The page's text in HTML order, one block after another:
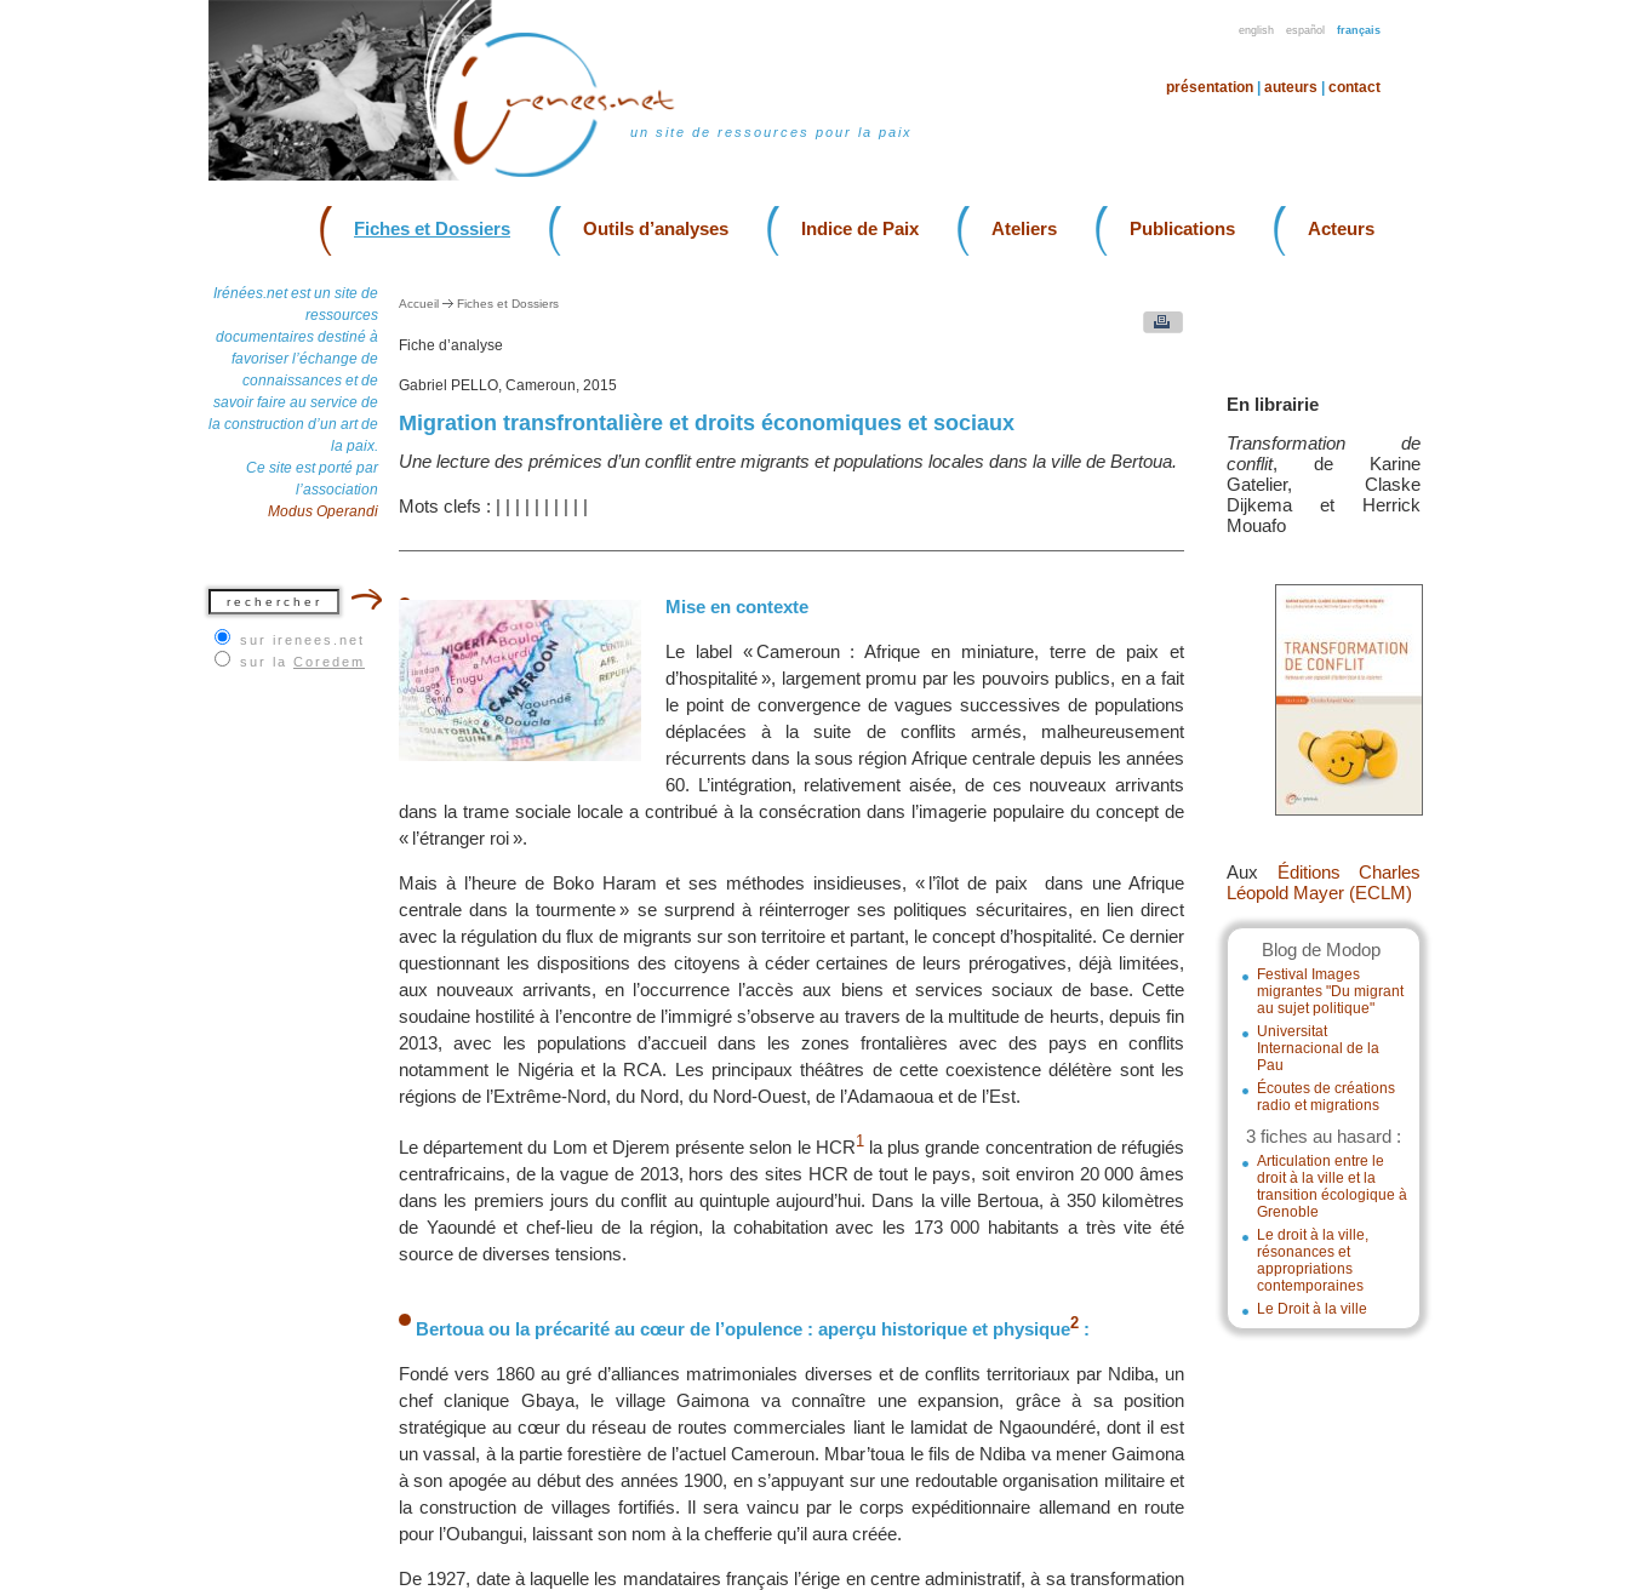
english español français
un site de ressources pour la paix
présentation auteurs contact
Fiches et Dossiers Outils d’analyses Indice de Paix Ateliers Publications Acteurs
Irénées.net est un site de
ressources
documentaires destiné à
favoriser l’échange de
connaissances et de
savoir faire au service de
la construction d’un art de
la paix.
Ce site est porté par
l’association
Modus Operandi
sur irenees.net
sur la Coredem
En librairie
Transformation de
conflit, de Karine
Gatelier, Claske
Dijkema et Herrick
Mouafo
Aux Éditions Charles
Léopold Mayer (ECLM)
Blog de Modop
Festival Images
migrantes "Du migrant
au sujet politique"
Universitat
Internacional de la
Pau
Écoutes de créations
radio et migrations
3 fiches au hasard :
Articulation entre le
droit à la ville et la
transition écologique à
Grenoble
Le droit à la ville,
résonances et
appropriations
contemporaines
Le Droit à la ville
Accueil Fiches et Dossiers
Fiche d’analyse
Gabriel PELLO, Cameroun, 2015
Migration transfrontalière et droits économiques et sociaux
Une lecture des prémices d’un conflit entre migrants et populations locales dans la ville de Bertoua.
Mots clefs : | | | | | | | | | |
Mise en contexte
Le label « Cameroun : Afrique en miniature, terre de paix et
d’hospitalité », largement promu par les pouvoirs publics, en a fait
le point de convergence de vagues successives de populations
déplacées à la suite de conflits armés, malheureusement
récurrents dans la sous région Afrique centrale depuis les années
60. L’intégration, relativement aisée, de ces nouveaux arrivants
dans la trame sociale locale a contribué à la consécration dans l’imagerie populaire du concept de
« l’étranger roi ».
Mais à l’heure de Boko Haram et ses méthodes insidieuses, « l’îlot de paix dans une Afrique
centrale dans la tourmente » se surprend à réinterroger ses politiques sécuritaires, en lien direct
avec la régulation du flux de migrants sur son territoire et partant, le concept d’hospitalité. Ce dernier
questionnant les dispositions des citoyens à céder certaines de leurs prérogatives, déjà limitées,
aux nouveaux arrivants, en l’occurrence l’accès aux biens et services sociaux de base. Cette
soudaine hostilité à l’encontre de l’immigré s’observe au travers de la multitude de heurts, depuis fin
2013, avec les populations d’accueil dans les zones frontalières avec des pays en conflits
notamment le Nigéria et la RCA. Les principaux théâtres de cette coexistence délétère sont les
régions de l’Extrême-Nord, du Nord, du Nord-Ouest, de l’Adamaoua et de l’Est.
Le département du Lom et Djerem présente selon le HCR1la plus grande concentration de réfugiés
centrafricains, de la vague de 2013, hors des sites HCR de tout le pays, soit environ 20 000 âmes
dans les premiers jours du conflit au quintuple aujourd’hui. Dans la ville Bertoua, à 350 kilomètres
de Yaoundé et chef-lieu de la région, la cohabitation avec les 173 000 habitants a très vite été
source de diverses tensions.
Bertoua ou la précarité au cœur de l’opulence : aperçu historique et physique2 :
Fondé vers 1860 au gré d’alliances matrimoniales diverses et de conflits territoriaux par Ndiba, un
chef clanique Gbaya, le village Gaimona va connaître une expansion, grâce à sa position
stratégique au cœur du réseau de routes commerciales liant le lamidat de Ngaoundéré, dont il est
un vassal, à la partie forestière de l’actuel Cameroun. Mbar’toua le fils de Ndiba va mener Gaimona
à son apogée au début des années 1900, en s’appuyant sur une redoutable organisation militaire et
la construction de villages fortifiés. Il sera vaincu par le corps expéditionnaire allemand en route
pour l’Oubangui, laissant son nom à la chefferie qu’il aura créée.
De 1927, date à laquelle les mandataires français l’érige en centre administratif, à sa transformation